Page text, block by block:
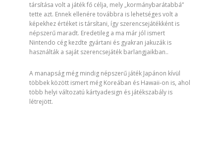
társítása volt a játék fő célja, mely „kormánybarátabbá”
tette azt. Ennek ellenére továbbra is lehetséges volt a
képekhez értéket is társítani, így szerencsejátékként is
népszerű maradt. Eredetileg a ma már jól ismert
Nintendo cég kezdte gyártani és gyakran jakuzák is
használták a saját szerencsejáték barlangjaikban..
A manapság még mindig népszerű játék Japánon kívül
többek között ismert még Koreában és Hawaii-on is, ahol
több helyi változatú kártyadesign és játékszabály is
létrejött.